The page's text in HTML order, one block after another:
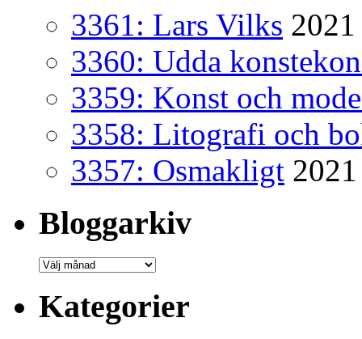
3361: Lars Vilks
3360: Udda
3359: Konst och
3358: Litografi och
3357: Osmakligt
Bloggarkiv
Bloggarkiv
Kategorier